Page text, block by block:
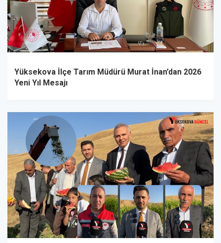
Yüksekova İlçe Tarım Müdürü Murat İnan’dan 2026
Yeni Yıl Mesajı